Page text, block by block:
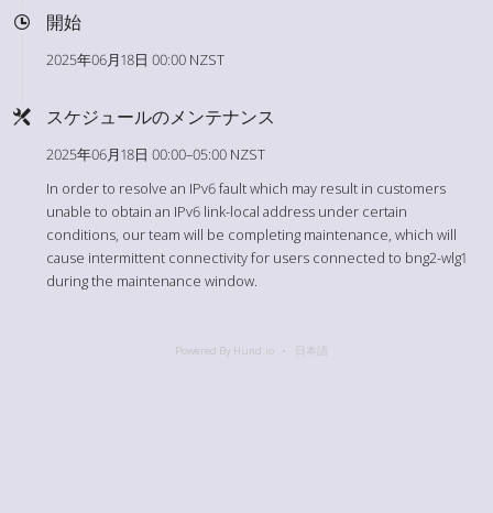
開始
2025年06月18日 00:00 NZST
スケジュールのメンテナンス
2025年06月18日 00:00–05:00 NZST
In order to resolve an IPv6 fault which may result in customers
unable to obtain an IPv6 link-local address under certain
conditions, our team will be completing maintenance, which will
cause intermittent connectivity for users connected to bng2-wlg1
during the maintenance window.
Powered By Hund.io 日本語